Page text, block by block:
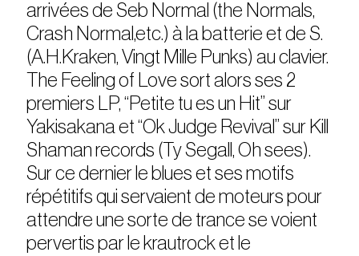
arrivées de Seb Normal (the Normals,
Crash Normal,etc.) à la batterie et de S.
(A.H.Kraken, Vingt Mille Punks) au clavier.
The Feeling of Love sort alors ses 2
premiers LP, “Petite tu es un Hit” sur
Yakisakana et “Ok Judge Revival” sur Kill
Shaman records (Ty Segall, Oh sees).
Sur ce dernier le blues et ses motifs
répétitifs qui servaient de moteurs pour
attendre une sorte de trance se voient
pervertis par le krautrock et le